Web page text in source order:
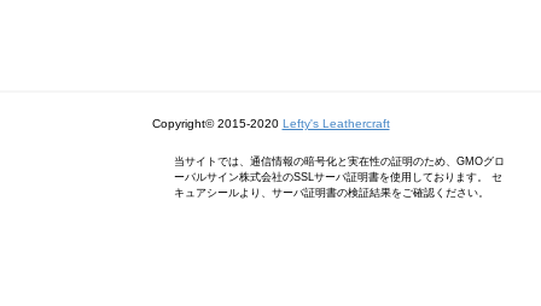
Copyright© 2015-2020 Lefty's Leathercraft
当サイトでは、通信情報の暗号化と実在性の証明のため、GMOグロ
ーバルサイン株式会社のSSLサーバ証明書を使用しております。 セ
キュアシールより、サーバ証明書の検証結果をご確認ください。